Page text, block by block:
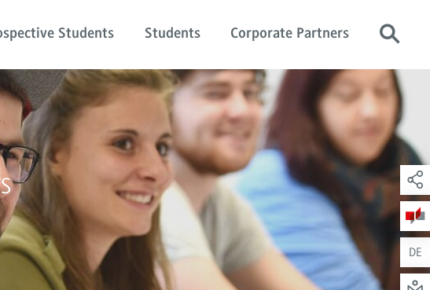
Students Students Corporate Partners
DE